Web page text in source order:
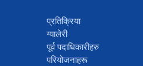
प्रतिक्रिया
ग्यालेरी
पूर्व पदाधिकारीहरु
परियोजनाहरू